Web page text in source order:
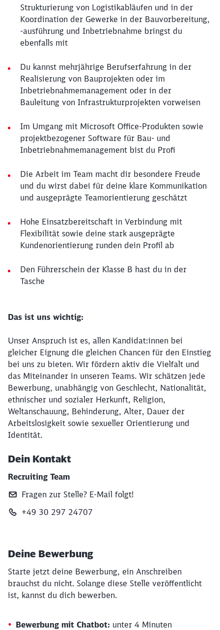
Strukturierung von Logistikabläufen und in der
Koordination der Gewerke in der Bauvorbereitung,
-ausführung und Inbetriebnahme bringst du
ebenfalls mit
Du kannst mehrjährige Berufserfahrung in der
Realisierung von Bauprojekten oder im
Inbetriebnahmemanagement oder in der
Bauleitung von Infrastrukturprojekten vorweisen
Im Umgang mit Microsoft Office-Produkten sowie
projektbezogener Software für Bau- und
Inbetriebnahmemanagement bist du Profi
Die Arbeit im Team macht dir besondere Freude
und du wirst dabei für deine klare Kommunikation
und ausgeprägte Teamorientierung geschätzt
Hohe Einsatzbereitschaft in Verbindung mit
Flexibilität sowie deine stark ausgeprägte
Kundenorientierung runden dein Profil ab
Den Führerschein der Klasse B hast du in der
Tasche
Das ist uns wichtig:
Unser Anspruch ist es, allen Kandidat:innen bei
gleicher Eignung die gleichen Chancen für den Einstieg
bei uns zu bieten. Wir fördern aktiv die Vielfalt und
das Miteinander in unseren Teams. Wir schätzen jede
Bewerbung, unabhängig von Geschlecht, Nationalität,
ethnischer und sozialer Herkunft, Religion,
Weltanschauung, Behinderung, Alter, Dauer der
Arbeitslosigkeit sowie sexueller Orientierung und
Identität.
Dein Kontakt
Recruiting Team
Fragen zur Stelle? E‑Mail folgt!
+49 30 297 24707
Deine Bewerbung
Starte jetzt deine Bewerbung, ein Anschreiben
brauchst du nicht. Solange diese Stelle veröffentlicht
ist, kannst du dich bewerben.
Bewerbung mit Chatbot: unter 4 Minuten